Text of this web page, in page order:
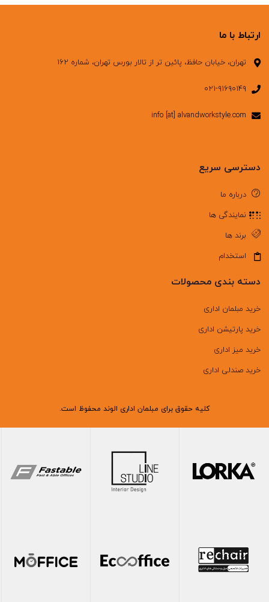
ارتباط با ما
تهران، خیابان حافظ، پائین تر از تالار بورس تهران، شماره ۱۶۲
۰۲۱-۹۱۶۹۰۱۴۹
info [at] alvandworkstyle.com
دسترسی سریع
درباره ما
نمایندگی ها
برند ها
استخدام
دسته بندی محصولات
خرید مبلمان اداری
خرید پارتیشن اداری
خرید میز اداری
خرید صندلی اداری
کلیه حقوق برای مبلمان اداری الوند محفوظ است.